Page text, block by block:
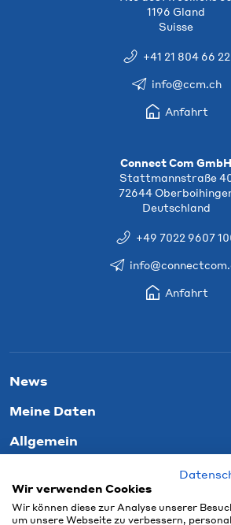
1196 Gland
Suisse
+41 21 804 66 22
info@ccm.ch
Anfahrt
Connect Com GmbH
Stattmannstraße
72644
Deutschland
+49 7022 9607
Anfahrt
News
Meine Daten
Allgemein
Wir verwenden Cookies
Wir können diese zur Analyse unserer
um unsere Webseite zu verbessern,